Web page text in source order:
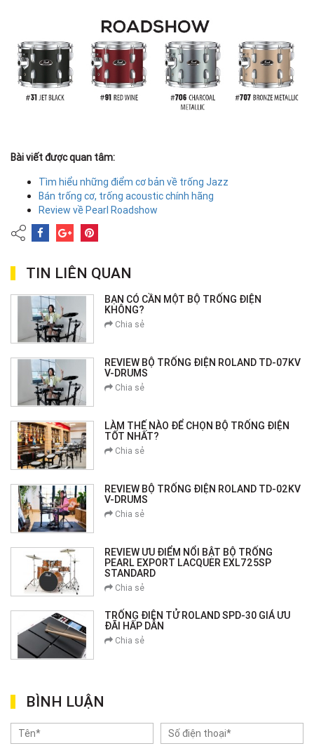
Bài viết được quan tâm:
Tìm hiểu những điểm cơ bản về trống Jazz
Bán trống cơ, trống acoustic chính hãng
Review về Pearl Roadshow
TIN LIÊN QUAN
BẠN CÓ CẦN MỘT BỘ TRỐNG ĐIỆN
KHÔNG?
Chia sẻ
REVIEW BỘ TRỐNG ĐIỆN ROLAND TD-07KV
V-DRUMS
Chia sẻ
LÀM THẾ NÀO ĐỂ CHỌN BỘ TRỐNG ĐIỆN
TỐT NHẤT?
Chia sẻ
REVIEW BỘ TRỐNG ĐIỆN ROLAND TD-02KV
V-DRUMS
Chia sẻ
REVIEW ƯU ĐIỂM NỔI BẬT BỘ TRỐNG
PEARL EXPORT LACQUER EXL725SP
STANDARD
Chia sẻ
TRỐNG ĐIỆN TỬ ROLAND SPD-30 GIÁ ƯU
ĐÃI HẤP DẪN
Chia sẻ
BÌNH LUẬN